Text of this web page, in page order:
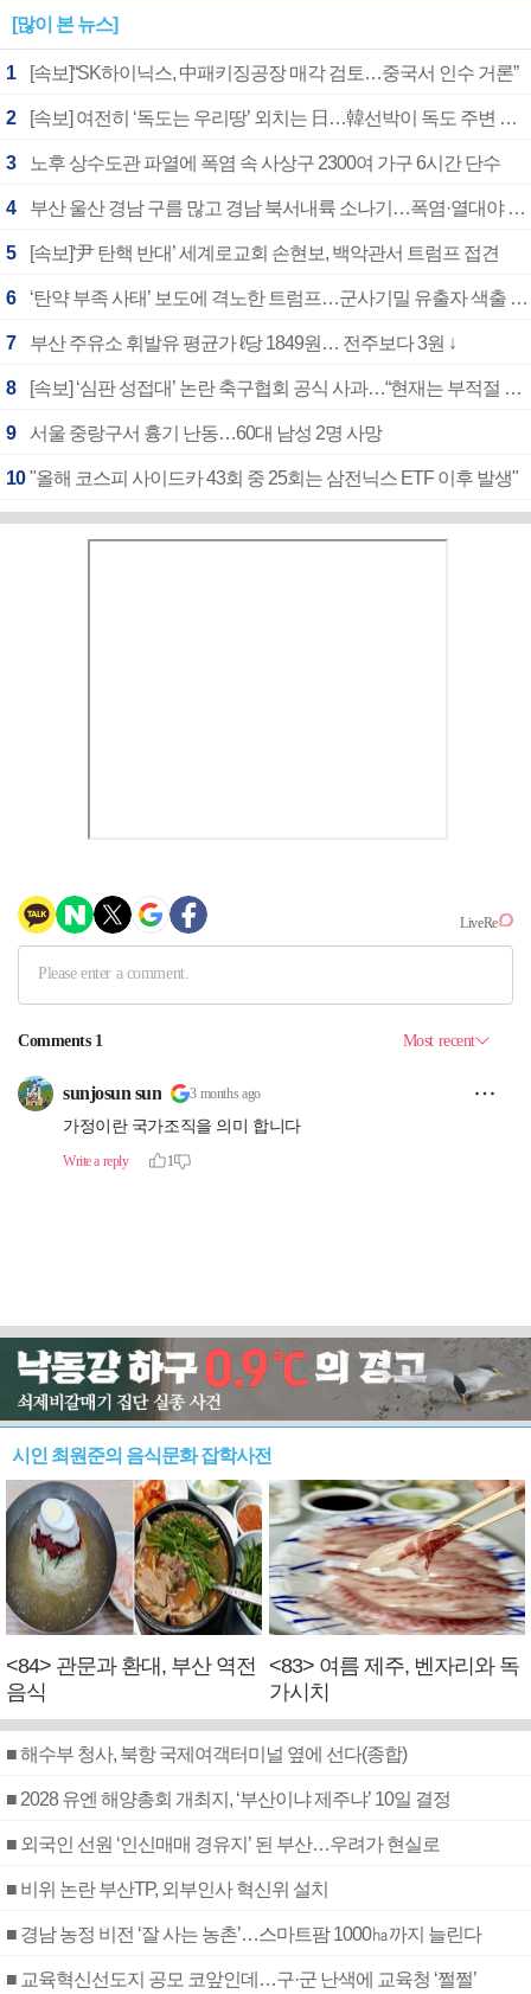
[많이 본 뉴스]
1 [속보]“SK하이닉스, 中패키징공장 매각 검토…중국서 인수 거론”
2 [속보] 여전히 ‘독도는 우리땅’ 외치는 日…韓선박이 독도 주변 해양조사 활동하자 반발
3 노후 상수도관 파열에 폭염 속 사상구 2300여 가구 6시간 단수
4 부산 울산 경남 구름 많고 경남 북서내륙 소나기…폭염·열대야 계속
5 [속보]‘尹 탄핵 반대’ 세계로교회 손현보, 백악관서 트럼프 접견
6 ‘탄약 부족 사태’ 보도에 격노한 트럼프…군사기밀 유출자 색출 지시
7 부산 주유소 휘발유 평균가 ℓ당 1849원… 전주보다 3원 ↓
8 [속보] ‘심판 성접대’ 논란 축구협회 공식 사과…“현재는 부적절 행위 없어”
9 서울 중랑구서 흉기 난동…60대 남성 2명 사망
10 "올해 코스피 사이드카 43회 중 25회는 삼전닉스 ETF 이후 발생"
시인 최원준의 음식문화 잡학사전
<84> 관문과 환대, 부산 역전
음식
<83> 여름 제주, 벤자리와 독
가시치
■ 해수부 청사, 북항 국제여객터미널 옆에 선다(종합)
■ 2028 유엔 해양총회 개최지, ‘부산이냐 제주냐’ 10일 결정
■ 외국인 선원 ‘인신매매 경유지’ 된 부산…우려가 현실로
■ 비위 논란 부산TP, 외부인사 혁신위 설치
■ 경남 농정 비전 ‘잘 사는 농촌’…스마트팜 1000㏊까지 늘린다
■ 교육혁신선도지 공모 코앞인데…구·군 난색에 교육청 ‘쩔쩔’